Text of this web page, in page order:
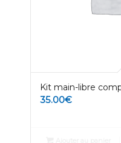
Kit main-libre
35.00€